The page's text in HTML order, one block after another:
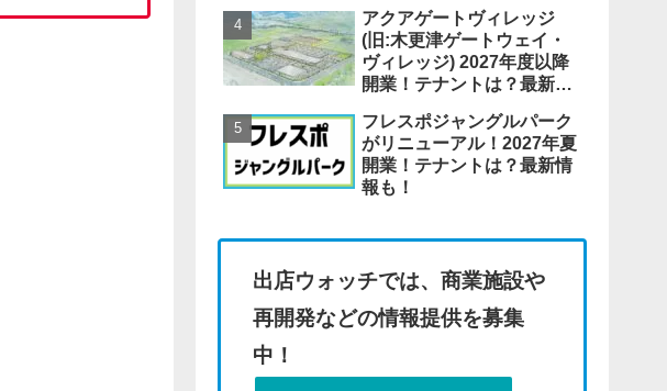
アクアゲートヴィレッジ
(旧:木更津ゲートウェイ・
ヴィレッジ) 2027年度以降
開業！テナントは？最新情
フレスポジャングルパーク
がリニューアル！2027年夏
開業！テナントは？最新情
報も！
出店ウォッチでは、商業施設や
再開発などの情報提供を募集
中！